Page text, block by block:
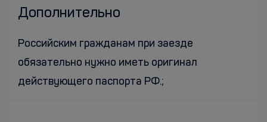
Дополнительно
Российским гражданам при заезде
обязательно нужно иметь оригинал
действующего паспорта РФ.;